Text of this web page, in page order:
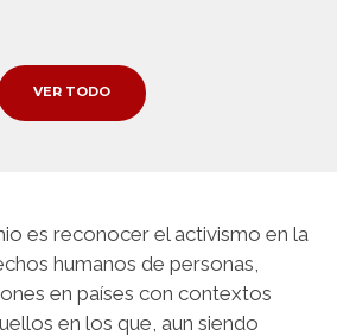
VER TODO
es reconocer el activismo en la
humanos de personas,
en países con contextos
en los que, aun siendo